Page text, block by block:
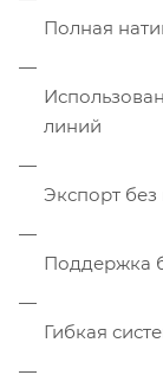
Полная
линий
Экспорт
Поддержка
Гибкая